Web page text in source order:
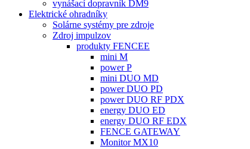
vynášací dopravník DM9
Elektrické ohradníky
Solárne systémy pre zdroje
Zdroj impulzov
produkty FENCEE
mini M
power P
mini DUO MD
power DUO PD
power DUO RF PDX
energy DUO ED
energy DUO RF EDX
FENCE GATEWAY
Monitor MX10